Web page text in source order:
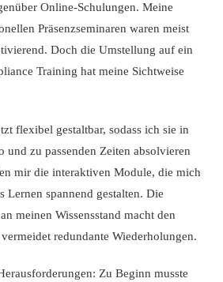
Online-Schulungen. Meine
Präsenzseminaren waren meist
Doch die Umstellung auf ein
Training hat meine Sichtweise
flexibel gestaltbar, sodass ich sie in
und zu passenden Zeiten absolvieren
mir die interaktiven Module, die mich
Lernen spannend gestalten. Die
meinen Wissensstand macht den
redundante Wiederholungen.
Zu Beginn musste